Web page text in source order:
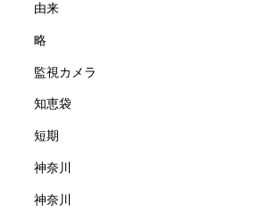
由来
略
監視カメラ
知恵袋
短期
神奈川
神奈川